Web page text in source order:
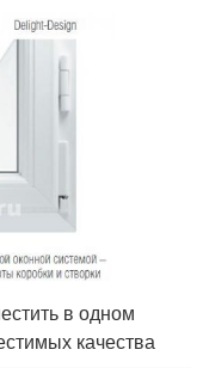
в одном
качества